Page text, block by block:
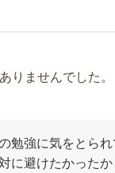
りませんでした。
勉強に気をとら
に避けたかった